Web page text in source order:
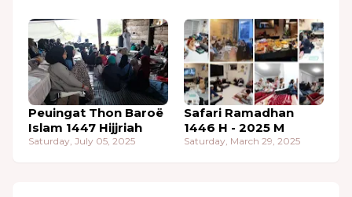
Peuingat Thon Baroë
Islam 1447 Hijjriah
Saturday, July 05, 2025
Safari Ramadhan
1446 H - 2025 M
Saturday, March 29, 2025